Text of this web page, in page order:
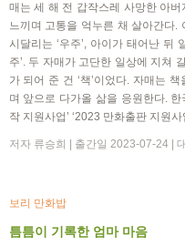
매는 세 해 전 갑작스레 사망한 아
느끼며 고통을 억누른 채 살아간다.
시달리는 ‘우주’, 아이가 태어난 뒤
주’. 두 자매가 고단한 일상에 지쳐
가 되어 준 건 ‘책’이었다. 자매는
며 앞으로 다가올 삶을 응원한다.
작 지원사업’ ‘2023 만화출판 지원사
저자 류승희 | 출간일 2023-07-24 |
보리 만화밥
틈틈이 기록한 엄마 마음